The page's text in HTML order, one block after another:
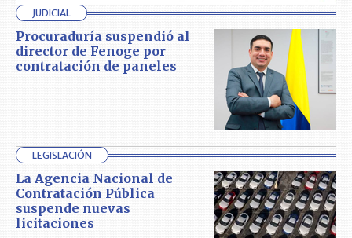
JUDICIAL
Procuraduría suspendió al
director de Fenoge por
contratación de paneles
LEGISLACIÓN
La Agencia Nacional de
Contratación Pública
suspende nuevas
licitaciones